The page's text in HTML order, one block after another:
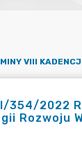
VIII
354/2022
Rozwoju